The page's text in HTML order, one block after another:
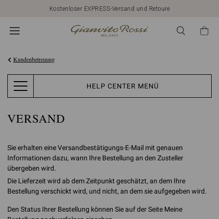
Kostenloser EXPRESS-Versand und Retoure
Kundenbetreuung
HELP CENTER MENÜ
VERSAND
Sie erhalten eine Versandbestätigungs-E-Mail mit genauen
Informationen dazu, wann Ihre Bestellung an den Zusteller
übergeben wird.
Die Lieferzeit wird ab dem Zeitpunkt geschätzt, an dem Ihre
Bestellung verschickt wird, und nicht, an dem sie aufgegeben wird.
Den Status Ihrer Bestellung können Sie auf der Seite Meine